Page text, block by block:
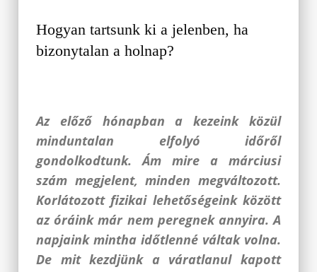
Hogyan tartsunk ki a jelenben, ha
bizonytalan a holnap?
Az előző hónapban a kezeink közül
minduntalan elfolyó időről
gondolkodtunk. Ám mire a márciusi
szám megjelent, minden megváltozott.
Korlátozott fizikai lehetőségeink között
az óráink már nem peregnek annyira. A
napjaink mintha időtlenné váltak volna.
De mit kezdjünk a váratlanul kapott